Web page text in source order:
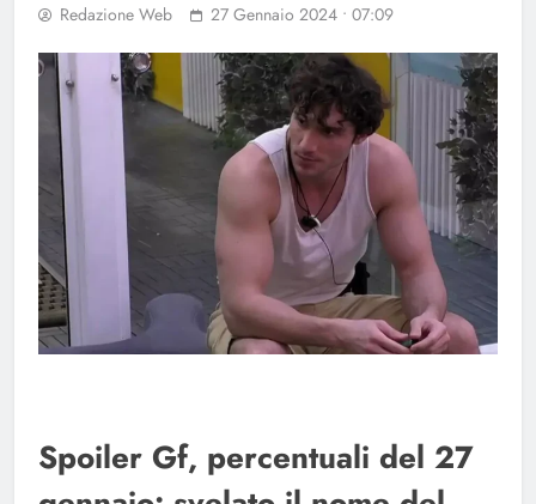
Redazione Web 27 Gennaio 2024 • 07:09
Spoiler Gf, percentuali del 27